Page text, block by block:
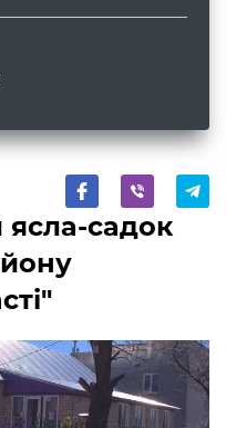
ясла-садок